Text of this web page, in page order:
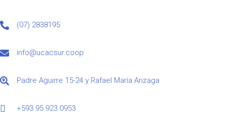
(07) 2838195
info@ucacsur.coop
Padre Aguirre 15-24 y Rafael María Arizaga
+593 95 923 0953